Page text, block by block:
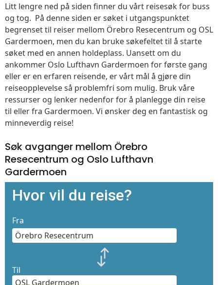
Litt lengre ned på siden finner du vårt reisesøk for buss
og tog. På denne siden er søket i utgangspunktet
begrenset til reiser mellom Örebro Resecentrum og OSL
Gardermoen, men du kan bruke søkefeltet til å starte
søket med en annen holdeplass. Uansett om du
ankommer Oslo Lufthavn Gardermoen for første gang
eller er en erfaren reisende, er vårt mål å gjøre din
reiseopplevelse så problemfri som mulig. Bruk våre
ressurser og lenker nedenfor for å planlegge din reise
til eller fra Gardermoen. Vi ønsker deg en fantastisk og
minneverdig reise!
Søk avganger mellom Örebro
Resecentrum og Oslo Lufthavn
Gardermoen
Hvor vil du reise?
Fra
Til